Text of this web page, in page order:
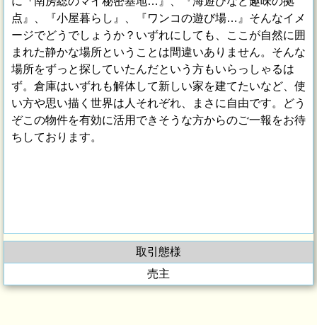
点』、『小屋暮らし』、『ワンコの遊び場…』そんなイメ
ージでどうでしょうか？いずれにしても、ここが自然に囲
まれた静かな場所ということは間違いありません。そんな
場所をずっと探していたんだという方もいらっしゃるは
ず。倉庫はいずれも解体して新しい家を建てたいなど、使
い方や思い描く世界は人それぞれ、まさに自由です。どう
ぞこの物件を有効に活用できそうな方からのご一報をお待
ちしております。
取引態様
売主